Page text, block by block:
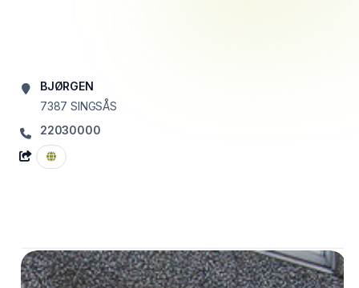
BJØRGEN
7387 SINGSÅS
22030000